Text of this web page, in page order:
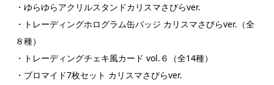
・ゆらゆらアクリルスタンドカリスマさびらver.
・トレーディングホログラム缶バッジ カリスマさびらver.（全
８種）
・トレーディングチェキ風カード vol.６（全14種）
・ブロマイド7枚セット カリスマさびらver.